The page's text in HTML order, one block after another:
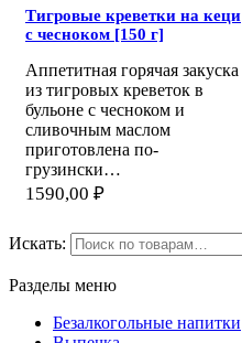
Тигровые креветки на кеци
с чесноком [150 г]
Аппетитная горячая закуска
из тигровых креветок в
бульоне с чесноком и
сливочным маслом
приготовлена по-
грузински…
1590,00 ₽
Искать:
Разделы меню
Безалкогольные напитки